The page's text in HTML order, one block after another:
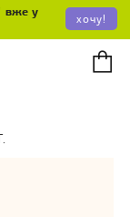
вже у
хочу!